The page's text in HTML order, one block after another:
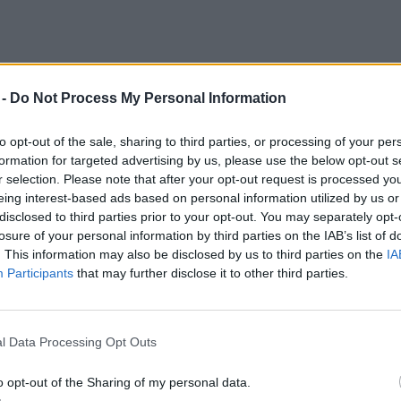
Do Not Process My Personal Information
opt-out of the sale, sharing to third parties, or processing of your
for targeted advertising by us, please use the below opt-out
selection. Please note that after your opt-out request is processed
interest-based ads based on personal information utilized by us
to third parties prior to your opt-out. You may separately
of your personal information by third parties on the IAB’s list of
This information may also be disclosed by us to third parties on the
Participants that may further disclose it to other third parties.
Data Processing Opt Outs
opt-out of the Sharing of my personal data.
helyettesíti a szakmai faápolást, a
a csemeték, fiatal fák számára. Érthető,
minden héten 50 liter vizet eljuttatni
segíthet ezeken a növényeken
Töltsd le abeeco-t, és fedezd fel a